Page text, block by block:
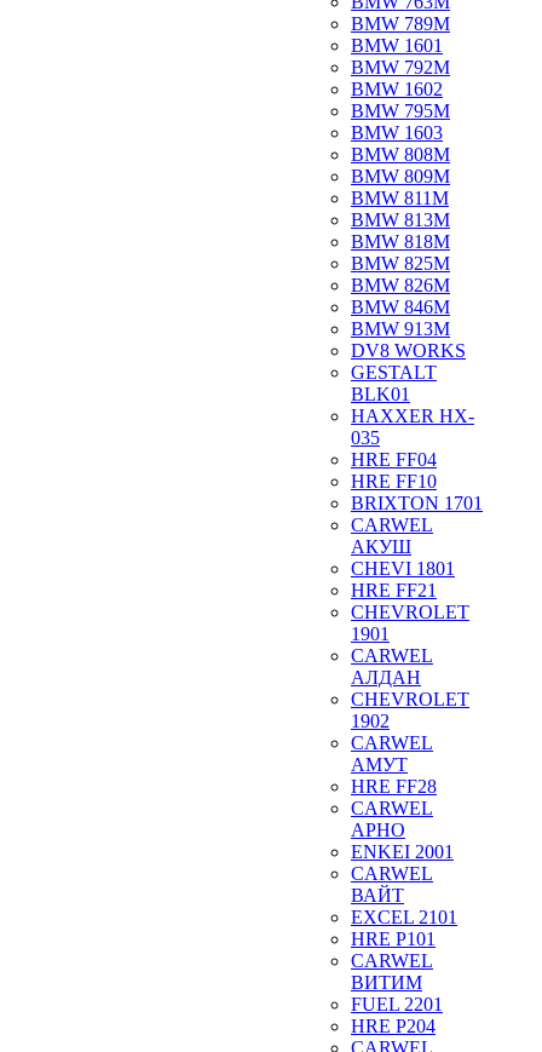
BMW 789M
BMW 1601
BMW 792M
BMW 1602
BMW 795M
BMW 1603
BMW 808M
BMW 809M
BMW 811M
BMW 813M
BMW 818M
BMW 825M
BMW 826M
BMW 846M
BMW 913M
DV8 WORKS
GESTALT
BLK01
HAXXER HX-
035
HRE FF04
HRE FF10
BRIXTON 1701
CARWEL
АКУШ
CHEVI 1801
HRE FF21
CHEVROLET
1901
CARWEL
АЛДАН
CHEVROLET
1902
CARWEL
АМУТ
HRE FF28
CARWEL
АРНО
ENKEI 2001
CARWEL
ВАЙТ
EXCEL 2101
HRE P101
CARWEL
ВИТИМ
FUEL 2201
HRE P204
CARWEL